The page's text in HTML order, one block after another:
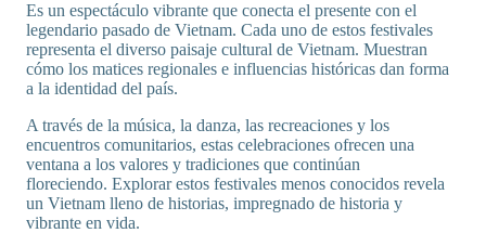
Es un espectáculo vibrante que conecta el presente con el
legendario pasado de Vietnam. Cada uno de estos festivales
representa el diverso paisaje cultural de Vietnam. Muestran
cómo los matices regionales e influencias históricas dan forma
a la identidad del país.
A través de la música, la danza, las recreaciones y los
encuentros comunitarios, estas celebraciones ofrecen una
ventana a los valores y tradiciones que continúan
floreciendo. Explorar estos festivales menos conocidos revela
un Vietnam lleno de historias, impregnado de historia y
vibrante en vida.